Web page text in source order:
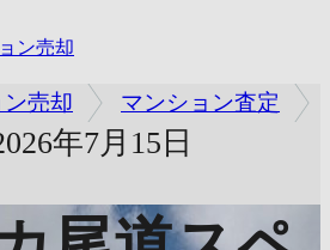
ン売却
売却 マンション査定
年7月15日